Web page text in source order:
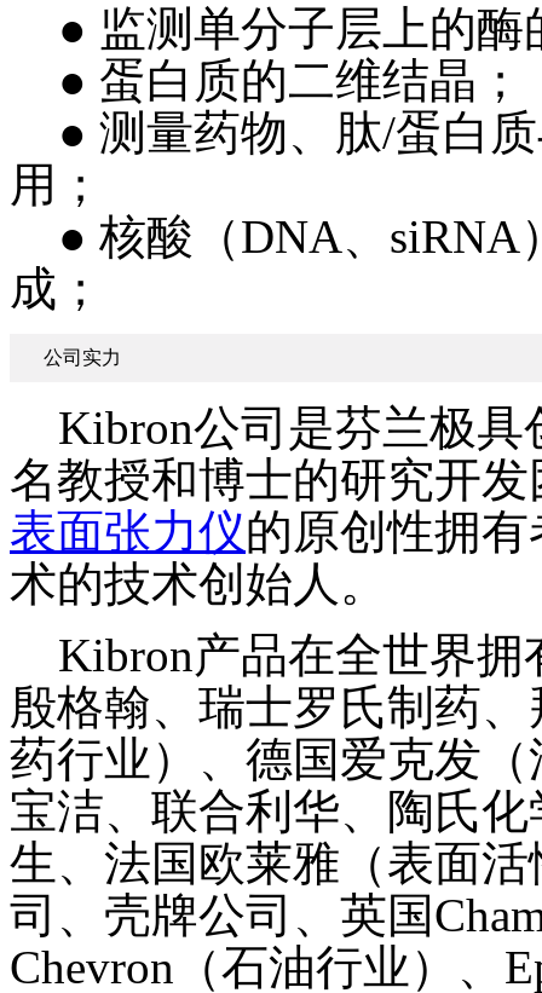
● 监测单分子层上的酶
● 蛋白质的二维结晶；
● 测量药物、肽/蛋白
用；
● 核酸（DNA、siRNA
成；
公司实力
Kibron公司是芬兰极具
名教授和博士的研究开
表面张力仪的原创性拥
术的技术创始人。
Kibron产品在全世界拥
殷格翰、瑞士罗氏制药
药行业）、德国爱克发
宝洁、联合利华、陶氏
生、法国欧莱雅（表面
司、壳牌公司、英国
Chevron（石油行业）、